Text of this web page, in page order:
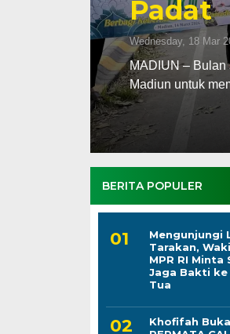
Tuesday, 17 Feb
Tim Rukyatul
dan Kota
BERITA POPULER
Mengunjungi
Tarakan,
MPR RI Minta
Jaga Bakti ke
Tua
Khofifah Buka